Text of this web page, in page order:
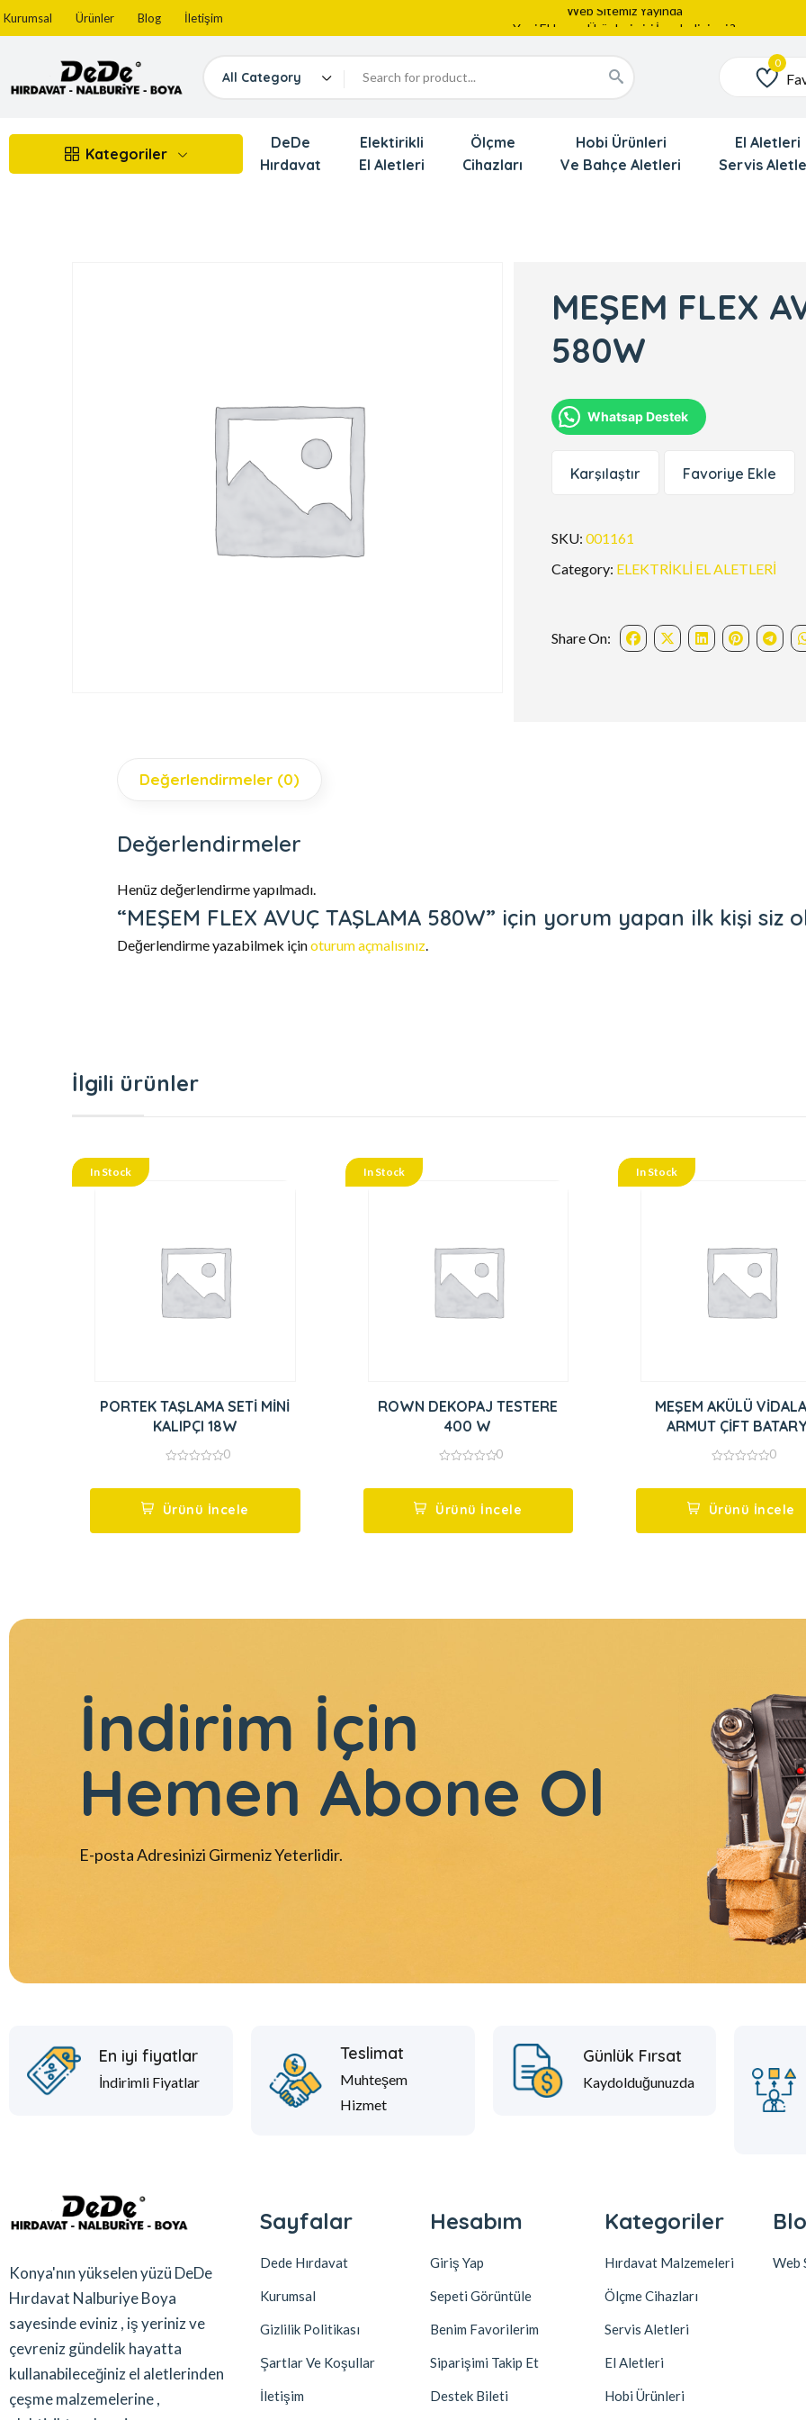
Kurumsal Ürünler Blog İletişim
Web Sitemiz Yayında
Yeni Eklenen Ürünlerimizi İnceledinizmi ?
All Category Favoriler
Kategoriler
DeDe
Hırdavat
Elektirikli
El Aletleri
Ölçme
Cihazları
Hobi Ürünleri
Ve Bahçe Aletleri
El Aletleri
Servis
MEŞEM FLEX
580W
Whatsap Destek
Karşılaştır Favoriye Ekle
SKU:001161
Category: ELEKTRİKLİ EL ALETLERİ
Share On:
Değerlendirmeler (0)
Değerlendirmeler
Henüz değerlendirme yapılmadı.
“MEŞEM FLEX AVUÇ TAŞLAMA 580W” için yorum yapan ilk kişi siz
Değerlendirme yazabilmek içinoturum açmalısınız.
İlgili ürünler
In Stock
PORTEK TAŞLAMA SETİ MİNİ
KALIPÇI 18W
5
0
Ürünü İncele
In Stock
ROWN DEKOPAJ TESTERE
400 W
5
0
Ürünü İncele
In Stock
MEŞEM AKÜLÜ
ARMUT ÇİFT
5
0
Ürünü İncele
İndirim İçin
Hemen Abone Ol
E-posta Adresinizi Girmeniz Yeterlidir.
En iyi fiyatlar
İndirimli Fiyatlar
Teslimat
Muhteşem
Hizmet
Günlük Fırsat
Kaydolduğunuzda
Konya'nın yükselen yüzü DeDe
Hırdavat Nalburiye Boya
sayesinde eviniz , iş yeriniz ve
çevreniz gündelik hayatta
kullanabileceğiniz el aletlerinden
çeşme malzemelerine ,
Sayfalar
Dede Hırdavat
Kurumsal
Gizlilik Politikası
Şartlar Ve Koşullar
İletişim
Hesabım
Giriş Yap
Sepeti Görüntüle
Benim Favorilerim
Siparişimi Takip Et
Destek Bileti
Kategoriler
Hırdavat Malzemeleri
Ölçme Cihazları
Servis Aletleri
El Aletleri
Hobi Ürünleri
Web